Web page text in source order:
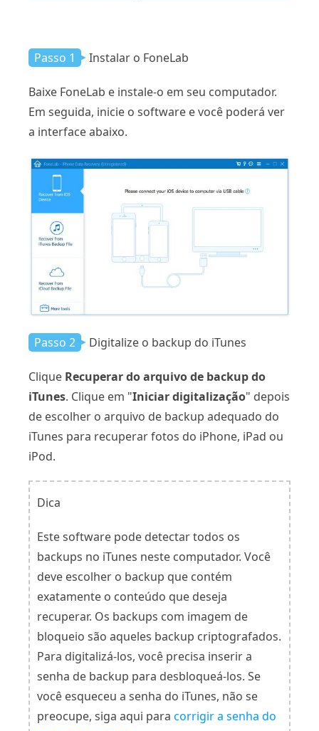
Passo 1 Instalar o FoneLab
Baixe FoneLab e instale-o em seu computador.
Em seguida, inicie o software e você poderá ver
a interface abaixo.
Passo 2 Digitalize o backup do iTunes
Clique Recuperar do arquivo de backup do
iTunes. Clique em "Iniciar digitalização" depois
de escolher o arquivo de backup adequado do
iTunes para recuperar fotos do iPhone, iPad ou
iPod.
Dica
Este software pode detectar todos os
backups no iTunes neste computador. Você
deve escolher o backup que contém
exatamente o conteúdo que deseja
recuperar. Os backups com imagem de
bloqueio são aqueles backup criptografados.
Para digitalizá-los, você precisa inserir a
senha de backup para desbloqueá-los. Se
você esqueceu a senha do iTunes, não se
preocupe, siga aqui para corrigir a senha do